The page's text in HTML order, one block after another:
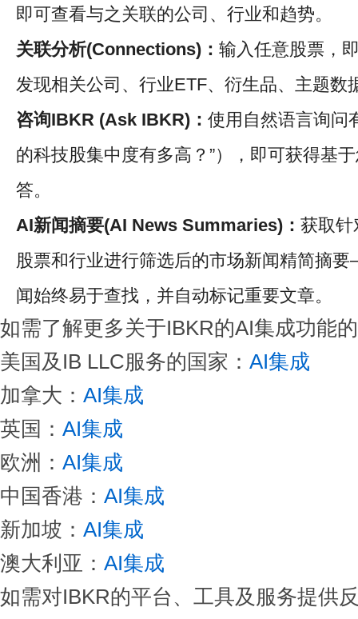
即可查看与之关联的公司、行业和趋势。
关联分析(Connections)： 输入任意股票，
发现相关公司、行业ETF、衍生品、主题数
咨询IBKR (Ask IBKR)： 使用自然语言询问
的科技股集中度有多高？”），即可获得基
答。
AI新闻摘要(AI News Summaries)： 获取针
股票和行业进行筛选后的市场新闻精简摘
闻始终易于查找，并自动标记重要文章。
如需了解更多关于IBKR的AI集成功能
美国及IB LLC服务的国家： AI集成
加拿大： AI集成
英国： AI集成
欧洲： AI集成
中国香港： AI集成
新加坡： AI集成
澳大利亚： AI集成
如需对IBKR的平台、工具及服务提供